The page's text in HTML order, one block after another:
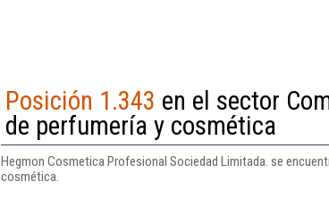
Posición 1.343 en el sector
de perfumería y cosmética
Hegmon Cosmetica Profesional Sociedad Limitada. se
cosmética.